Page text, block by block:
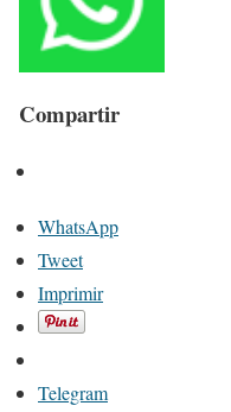
Compartir
WhatsApp
Tweet
Imprimir
Telegram